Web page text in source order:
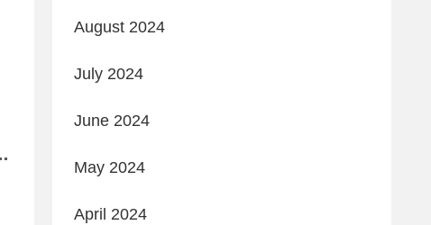
August 2024
July 2024
June 2024
May 2024
April 2024